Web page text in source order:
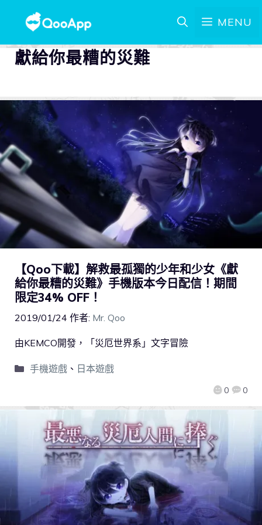
MENU
獻給你最糟的災難
【Qoo下載】解救最孤獨的少年和少女《獻
給你最糟的災難》手機版本今日配信！期間
限定34% OFF！
2019/01/24 作者: Mr. Qoo
0 0
由KEMCO開發，「災厄世界系」文字冒險
手機遊戲、 日本遊戲